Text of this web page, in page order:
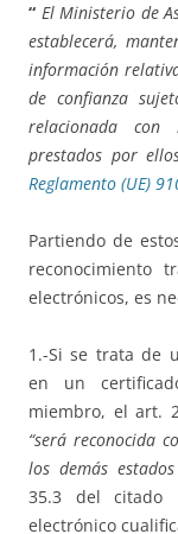
“ El Ministerio de
establecerá,
información
de confianza
relacionada con
prestados por
Reglamento (UE)
Partiendo de
reconocimiento
electrónicos, es
1.-Si se trata de
en un
miembro, el art.
“será reconocida
los demás
35.3 del citado
electrónico